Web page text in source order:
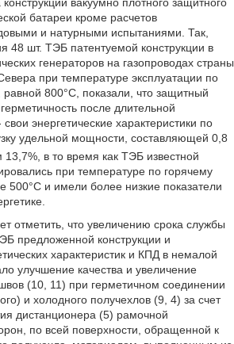
вакуумно плотного защитного
батареи кроме расчетов
и натурными испытаниями. Так,
48 шт. ТЭБ патентуемой конструкции в
генераторов на газопроводах страны
при температуре эксплуатации по
800°С, показали, что защитный
после длительной
энергетические характеристики по
удельной мощности, составляющей 0,8
13,7%, в то время как ТЭБ известной
при температуре по горячему
500°С и имели более низкие показатели
отметить, что увеличению срока службы
предложенной конструкции и
характеристик и КПД в немалой
улучшение качества и увеличение
(10, 11) при герметичном соединении
и холодного получехлов (9, 4) за счет
дистанционера (5) рамочной
по всей поверхности, обращенной к